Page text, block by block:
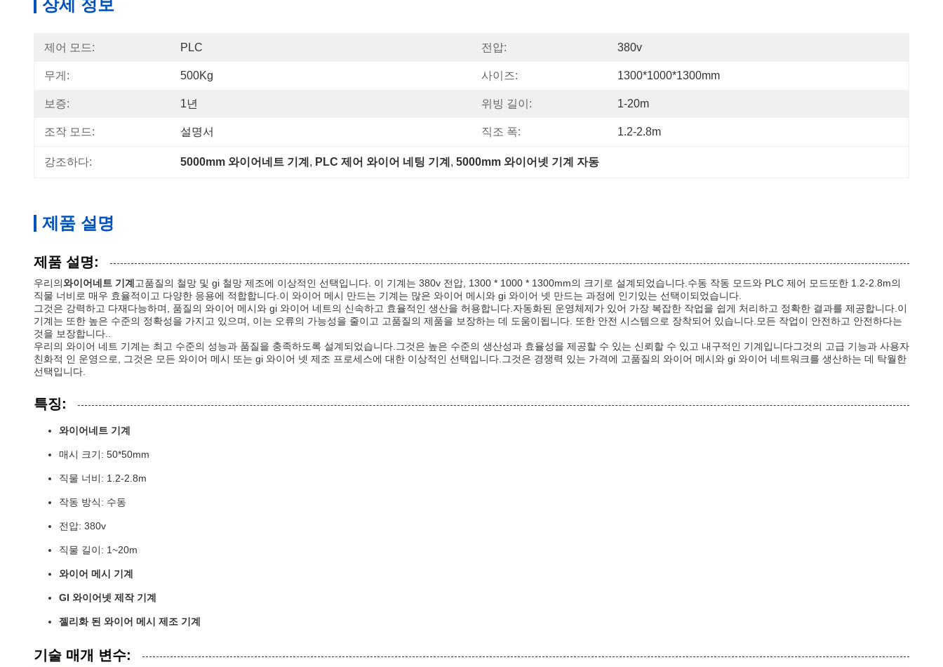
상세 정보
제어 모드: PLC 전압: 380v
무게: 500Kg 사이즈: 1300*1000*1300mm
보증: 1년 위빙 길이: 1-20m
조작 모드: 설명서 직조 폭: 1.2-2.8m
강조하다: 5000mm 와이어네트 기계 , PLC 제어 와이어 네팅 기계 , 5000mm 와이어넷 기계 자동
제품 설명
제품 설명:
우리의와이어네트 기계 고품질의 철망 및 gi 철망 제조에 이상적인 선택입니다. 이 기계는 380v 전압, 1300 * 1000 * 1300mm의 크기로 설계되었습니다.수동 작동 모드와 PLC 제어 모드또한 1.2-2.8m의
직물 너비로 매우 효율적이고 다양한 응용에 적합합니다.이 와이어 메시 만드는 기계는 많은 와이어 메시와 gi 와이어 넷 만드는 과정에 인기있는 선택이되었습니다.
그것은 강력하고 다재다능하며, 품질의 와이어 메시와 gi 와이어 네트의 신속하고 효율적인 생산을 허용합니다.자동화된 운영체제가 있어 가장 복잡한 작업을 쉽게 처리하고 정확한 결과를 제공합니다.이
기계는 또한 높은 수준의 정확성을 가지고 있으며, 이는 오류의 가능성을 줄이고 고품질의 제품을 보장하는 데 도움이됩니다. 또한 안전 시스템으로 장착되어 있습니다.모든 작업이 안전하고 안전하다는
것을 보장합니다..
우리의 와이어 네트 기계는 최고 수준의 성능과 품질을 충족하도록 설계되었습니다.그것은 높은 수준의 생산성과 효율성을 제공할 수 있는 신뢰할 수 있고 내구적인 기계입니다그것의 고급 기능과 사용자
친화적 인 운영으로, 그것은 모든 와이어 메시 또는 gi 와이어 넷 제조 프로세스에 대한 이상적인 선택입니다.그것은 경쟁력 있는 가격에 고품질의 와이어 메시와 gi 와이어 네트워크를 생산하는 데 탁월한
선택입니다.
특징:
와이어네트 기계
매시 크기: 50*50mm
직물 너비: 1.2-2.8m
작동 방식: 수동
전압: 380v
직물 길이: 1~20m
와이어 메시 기계
GI 와이어넷 제작 기계
젤리화 된 와이어 메시 제조 기계
기술 매개 변수: